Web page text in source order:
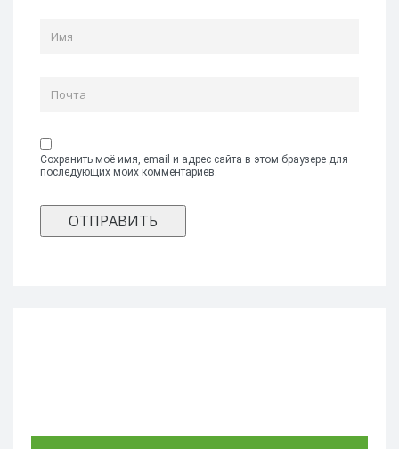
Сохранить моё имя, email и адрес сайта в этом браузере для
последующих моих комментариев.